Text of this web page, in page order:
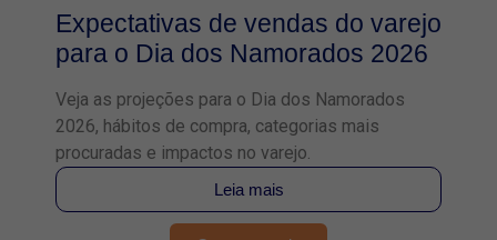
Expectativas de vendas do varejo
para o Dia dos Namorados 2026
Veja as projeções para o Dia dos Namorados
2026, hábitos de compra, categorias mais
procuradas e impactos no varejo.
Leia mais